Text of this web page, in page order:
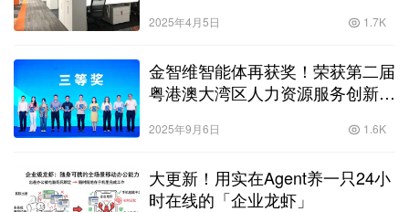
2025年4月5日 1.7K
金智维智能体再获奖！荣获第二届
粤港澳大湾区人力资源服务创新创
2025年9月6日 1.6K
大更新！用实在Agent养一只24小
时在线的「企业龙虾」